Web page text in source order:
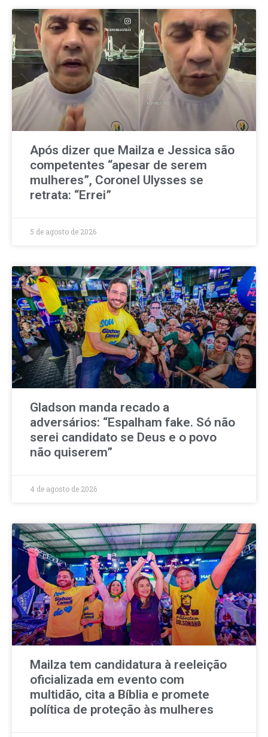
Após dizer que Mailza e Jessica são
competentes “apesar de serem
mulheres”, Coronel Ulysses se
retrata: “Errei”
5 de agosto de 2026
Gladson manda recado a
adversários: “Espalham fake. Só não
serei candidato se Deus e o povo
não quiserem”
4 de agosto de 2026
Mailza tem candidatura à reeleição
oficializada em evento com
multidão, cita a Bíblia e promete
política de proteção às mulheres